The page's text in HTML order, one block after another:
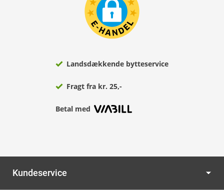
Landsdækkende bytteservice
Fragt fra kr. 25,-
Betal med
Kundeservice